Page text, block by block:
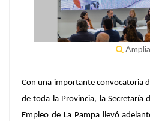
Con una importante convocatoria
de toda la Provincia, la Secretaría
Empleo de La Pampa llevó